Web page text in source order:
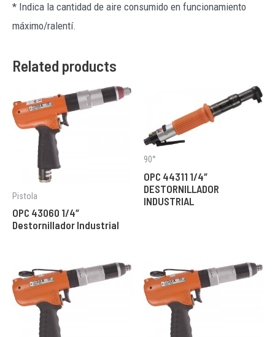
* Indica la cantidad de aire consumido en funcionamiento
máximo/ralentí.
Related products
Pistola
OPC 43060 1/4″
Destornillador Industrial
90°
OPC 44311 1/4″
DESTORNILLADOR
INDUSTRIAL